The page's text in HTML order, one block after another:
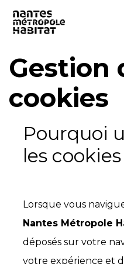
Gestion
cookies
Pourquoi
les cookies
Lorsque vous
Nantes Métropole
déposés sur votre
votre expérience et